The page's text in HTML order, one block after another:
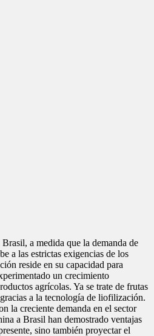
a medida que la demanda de
a las estrictas exigencias de los
reside en su capacidad para
un crecimiento
agrícolas. Ya se trate de frutas
a la tecnología de liofilización.
la creciente demanda en el sector
a Brasil han demostrado ventajas
sino también proyectar el